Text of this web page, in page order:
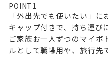
POINT1
「外出先でも使いたい」
キャップ付きで、持ち運び
ご家族お一人ずつのマイボ
ルとして職場用や、旅行先